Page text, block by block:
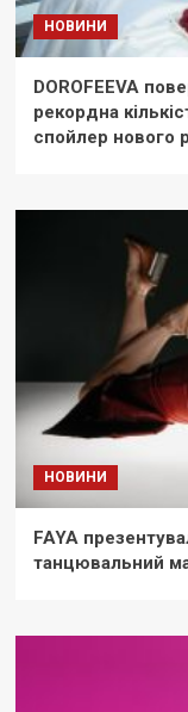
НОВИНИ
DOROFEEVA
рекордна
спойлер нового
НОВИНИ
FAYA
танцювальний